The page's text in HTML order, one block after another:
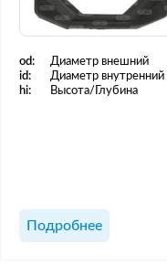
od: Диаметр внешний
id:
Диаметр внутренний
hi:
Высота/Глубина
Подробнее